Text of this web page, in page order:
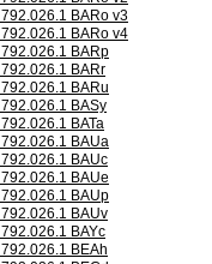
792.026.1 BARo v3
792.026.1 BARo v4
792.026.1 BARp
792.026.1 BARr
792.026.1 BARu
792.026.1 BASy
792.026.1 BATa
792.026.1 BAUa
792.026.1 BAUc
792.026.1 BAUe
792.026.1 BAUp
792.026.1 BAUv
792.026.1 BAYc
792.026.1 BEAh